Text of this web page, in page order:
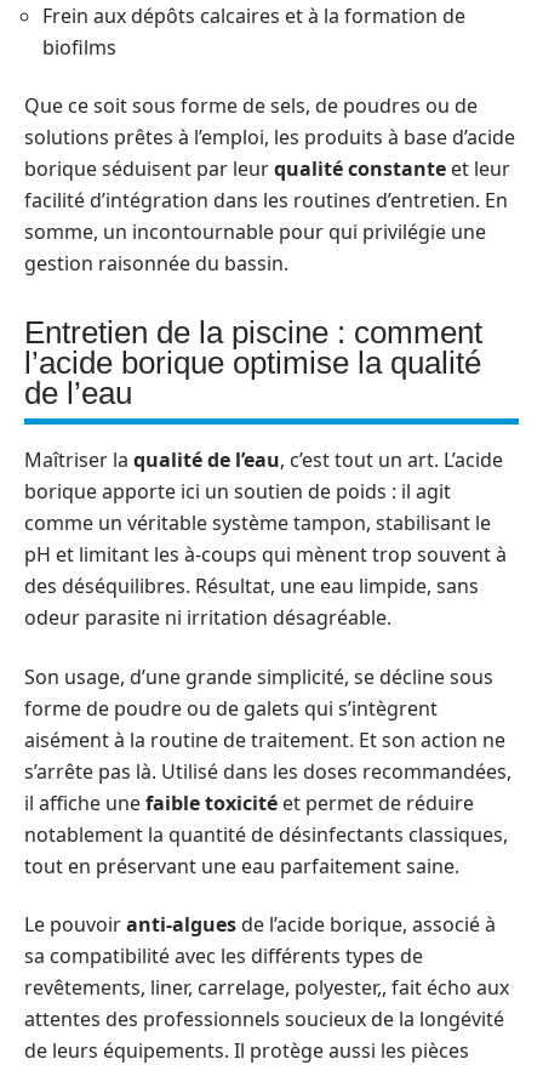
Frein aux dépôts calcaires et à la formation de
biofilms
Que ce soit sous forme de sels, de poudres ou de
solutions prêtes à l’emploi, les produits à base d’acide
borique séduisent par leurqualité constante et leur
facilité d’intégration dans les routines d’entretien. En
somme, un incontournable pour qui privilégie une
gestion raisonnée du bassin.
Entretien de la piscine : comment
l’acide borique optimise la qualité
de l’eau
Maîtriser la qualité de l’eau, c’est tout un art. L’acide
borique apporte ici un soutien de poids : il agit
comme un véritable système tampon, stabilisant le
pH et limitant les à-coups qui mènent trop souvent à
des déséquilibres. Résultat, une eau limpide, sans
odeur parasite ni irritation désagréable.
Son usage, d’une grande simplicité, se décline sous
forme de poudre ou de galets qui s’intègrent
aisément à la routine de traitement. Et son action ne
s’arrête pas là. Utilisé dans les doses recommandées,
il affiche unefaible toxicité et permet de réduire
notablement la quantité de désinfectants classiques,
tout en préservant une eau parfaitement saine.
Le pouvoiranti-alguesde l’acide borique, associé à
sa compatibilité avec les différents types de
revêtements, liner, carrelage, polyester,, fait écho aux
attentes des professionnels soucieux de la longévité
de leurs équipements. Il protège aussi les pièces